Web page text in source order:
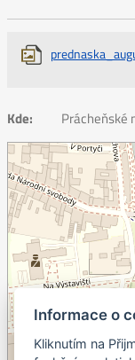
Kde: Prácheňské
Informace o
Kliknutím na